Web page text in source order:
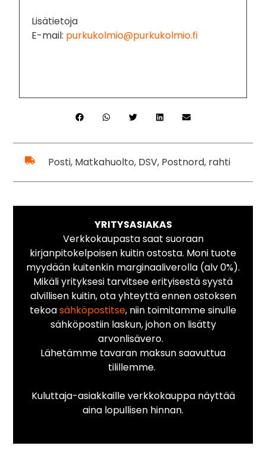
Lisätietoja
E-mail: purkukolmio@purkukolmio.fi
Posti, Matkahuolto, DSV, Postnord, rahti
YRITYSASIAKAS
Verkkokaupasta saat suoraan
kirjanpitokelpoisen kuitin ostosta. Moni tuote
myydään kuitenkin marginaaliverolla (alv 0%).
Mikäli yrityksesi tarvitsee erityisestä syystä
alvillisen kuitin, ota yhteyttä ennen ostoksen
tekoasähköpostitse, niin toimitamme sinulle
sähköpostiin laskun, johon on lisätty
arvonlisävero.
Lähetämme tavaran maksun saavuttua
tilillemme.
Kuluttaja-asiakkaille verkkokauppa näyttää
aina lopullisen hinnan.